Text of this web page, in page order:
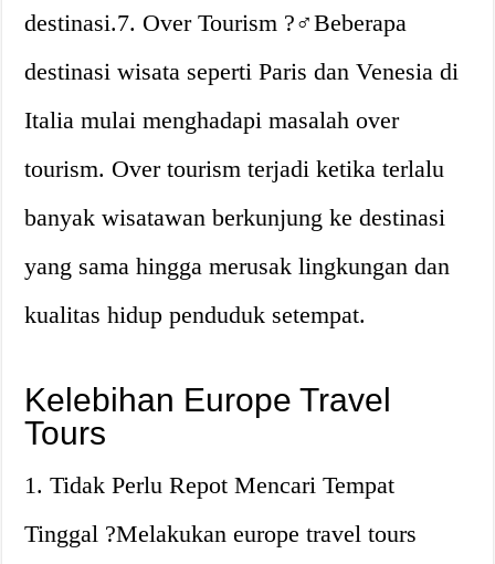
destinasi.7. Over Tourism ?‍♂️Beberapa
destinasi wisata seperti Paris dan Venesia di
Italia mulai menghadapi masalah over
tourism. Over tourism terjadi ketika terlalu
banyak wisatawan berkunjung ke destinasi
yang sama hingga merusak lingkungan dan
kualitas hidup penduduk setempat.
Kelebihan Europe Travel
Tours
1. Tidak Perlu Repot Mencari Tempat
Tinggal ?Melakukan europe travel tours